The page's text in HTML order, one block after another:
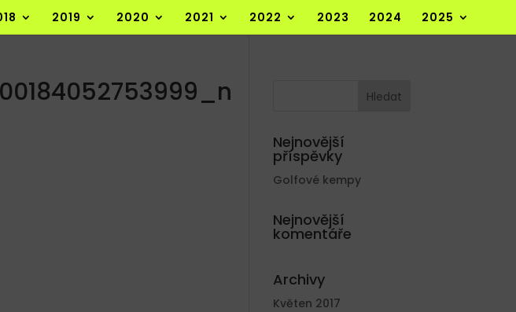
2019 2020 2021 2022 2023 2024 2025
Nejnovější
příspěvky
Golfové kempy
Nejnovější
komentáře
Archivy
Květen 2017